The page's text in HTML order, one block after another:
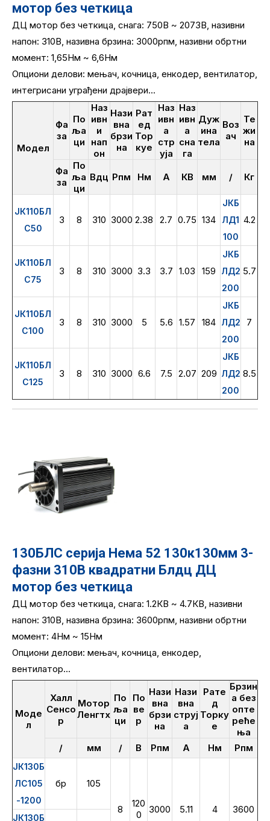
мотор без четкица
ДЦ мотор без четкица, снага: 750В ~ 2073В, називни
напон: 310В, називна брзина: 3000рпм, називни обртни
момент: 1,65Нм ~ 6,6Нм
Опциони делови: мењач, кочница, енкодер, вентилатор,
интегрисани уграђени драјвери...
Модел
Фа
за
По
ља
ци
Наз
ивн
и
нап
он
Нази
вна
брзи
на
Рат
ед
Тор
куе
Наз
ивн
а
стр
уја
Наз
ивн
а
сна
га
Дуж
ина
тела
Воз
ач
Те
жи
на
Фа
за
По
ља
ци
Вдц Рпм Нм А КВ мм / Кг
ЈК110БЛ
С50
3 8 310 3000 2.38 2.7 0.75 134
ЈКБ
ЛД1
100
4.2
ЈК110БЛ
С75
3 8 310 3000 3.3 3.7 1.03 159
ЈКБ
ЛД2
200
5.7
ЈК110БЛ
С100
3 8 310 3000 5 5.6 1.57 184
ЈКБ
ЛД2
200
7
ЈК110БЛ
С125
3 8 310 3000 6.6 7.5 2.07 209
ЈКБ
ЛД2
200
8.5
130БЛС серија Нема 52 130к130мм 3-
фазни 310В квадратни Блдц ДЦ
мотор без четкица
ДЦ мотор без четкица, снага: 1.2КВ ~ 4.7КВ, називни
напон: 310В, називна брзина: 3600рпм, називни обртни
момент: 4Нм ~ 15Нм
Опциони делови: мењач, кочница, енкодер,
вентилатор...
Моде
л
Халл
Сенсо
р
Мотор
Ленгтх
По
ља
ци
По
ве
р
Нази
вна
брзи
на
Нази
вна
струј
а
Рате
д
Торку
е
Брзин
а без
опте
реће
ња
/
мм / В Рпм А Нм Рпм
ЈК130Б
ЛС105
-1200
бр 105
8
120
0
3000 5.11 4 3600
ЈК130Б